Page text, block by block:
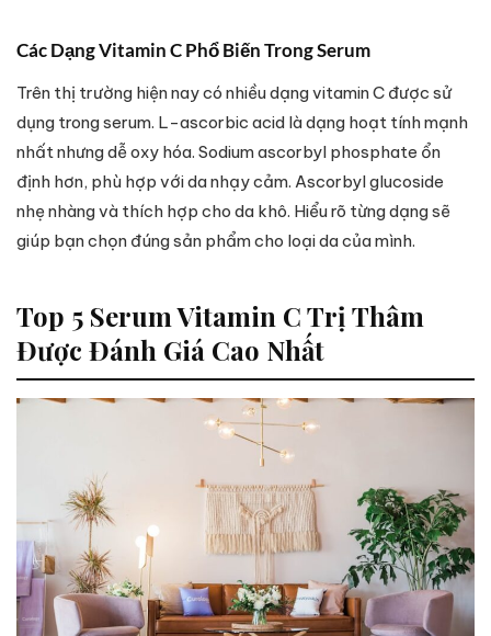
Các Dạng Vitamin C Phổ Biến Trong Serum
Trên thị trường hiện nay có nhiều dạng vitamin C được sử
dụng trong serum. L-ascorbic acid là dạng hoạt tính mạnh
nhất nhưng dễ oxy hóa. Sodium ascorbyl phosphate ổn
định hơn, phù hợp với da nhạy cảm. Ascorbyl glucoside
nhẹ nhàng và thích hợp cho da khô. Hiểu rõ từng dạng sẽ
giúp bạn chọn đúng sản phẩm cho loại da của mình.
Top 5 Serum Vitamin C Trị Thâm
Được Đánh Giá Cao Nhất